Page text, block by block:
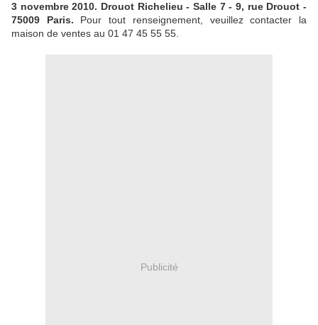
3 novembre 2010. Drouot Richelieu - Salle 7 - 9, rue Drouot -
75009 Paris. Pour tout renseignement, veuillez contacter la
maison de ventes au 01 47 45 55 55.
Publicité